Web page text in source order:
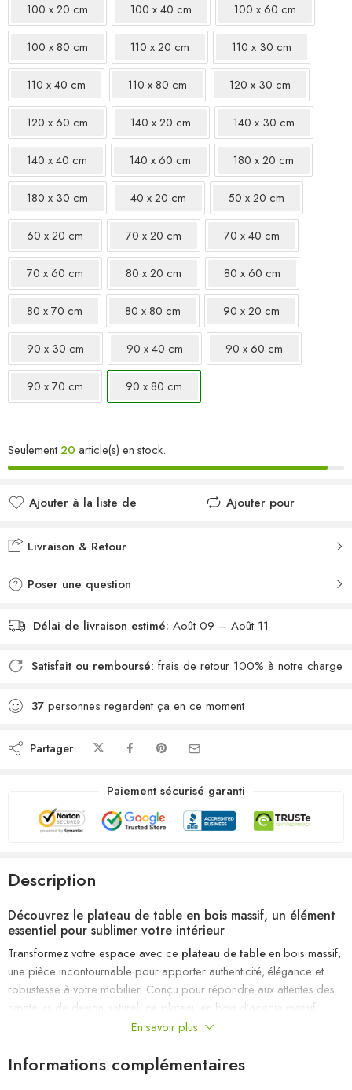
100 x 20 cm
100 x 40 cm 100 x 60 cm
100 x 80 cm 110 x 20 cm 110 x 30 cm
110 x 40 cm 110 x 80 cm 120 x 30 cm
120 x 60 cm 140 x 20 cm 140 x 30 cm
140 x 40 cm 140 x 60 cm 180 x 20 cm
180 x 30 cm 40 x 20 cm 50 x 20 cm
60 x 20 cm 70 x 20 cm 70 x 40 cm
70 x 60 cm 80 x 20 cm 80 x 60 cm
80 x 70 cm 80 x 80 cm 90 x 20 cm
90 x 30 cm 90 x 40 cm 90 x 60 cm
90 x 70 cm 90 x 80 cm
Seulement20 article(s) en stock.
Ajouter à la liste de
Ajouté à la liste de
Ajouter pour
Livraison & Retour
Poser une question
Délai de livraison estimé: Août 09 – Août 11
Satisfait ou remboursé: frais de retour 100% à notre charge
37 personnes regardent ça en ce moment
Partager
Paiement sécurisé garanti
Description
Découvrez le plateau de table en bois massif, un élément
essentiel pour sublimer votre intérieur
Transformez votre espace avec ce plateau de tableen bois massif,
une pièce incontournable pour apporter authenticité, élégance et
robustesse à votre mobilier. Conçu pour répondre aux attentes des
amateurs de design naturel, ce plateau en bois d’acacia massif
incarne la durabilité et le charme intemporel. Que ce soit pour
de tableen bois naturel devient rapidement un choix irrésistible pour
une décoration chaleureuse et sophistiquée.
En savoir plus
Informations complémentaires